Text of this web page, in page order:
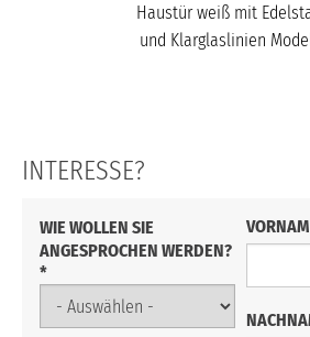
Haustür weiß mit
und Klarglaslinien
INTERESSE?
WIE WOLLEN SIE
ANGESPROCHEN WERDEN?
*